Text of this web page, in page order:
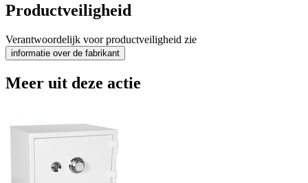
Productveiligheid
Verantwoordelijk voor productveiligheid zie
informatie over de fabrikant
Meer uit deze actie